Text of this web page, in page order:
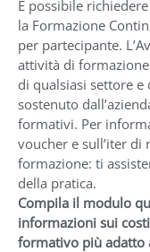
È possibile
la Formazione
per partecipante.
attività di
di qualsiasi settore
sostenuto
formativi. Per
voucher e sull’iter
formazione: ti
della pratica.
Compila il modulo
informazioni sui
formativo più adatto